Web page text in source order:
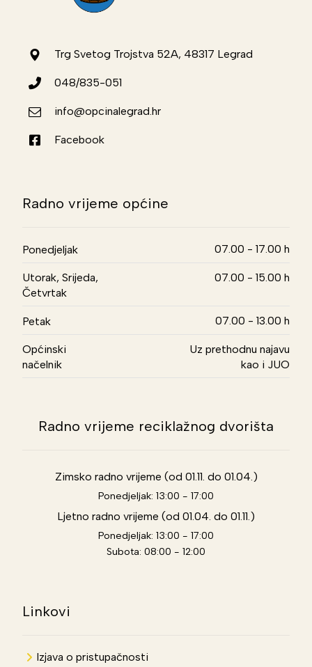
Trg Svetog Trojstva 52A, 48317 Legrad
048/835-051
info@opcinalegrad.hr
Facebook
Radno vrijeme općine
Ponedjeljak 07.00 - 17.00 h
Utorak, Srijeda,
Četvrtak
07.00 - 15.00 h
Petak 07.00 - 13.00 h
Općinski
načelnik
Uz prethodnu najavu
kao i JUO
Radno vrijeme reciklažnog dvorišta
Zimsko radno vrijeme (od 01.11. do 01.04.)
Ponedjeljak: 13:00 - 17:00
Ljetno radno vrijeme (od 01.04. do 01.11.)
Ponedjeljak: 13:00 - 17:00
Subota: 08:00 - 12:00
Linkovi
Izjava o pristupačnosti